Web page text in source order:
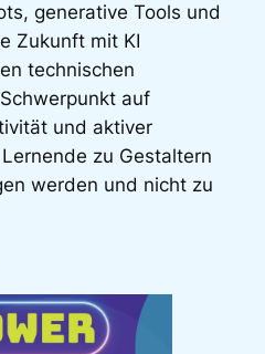
generative Tools und
Zukunft mit KI
technischen
auf
und aktiver
zu Gestaltern
werden und nicht zu